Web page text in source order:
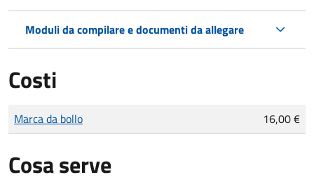
Moduli da compilare e documenti da allegare
Costi
Tipo di pagamento
Importo
Marca da bollo 16,00 €
Cosa serve